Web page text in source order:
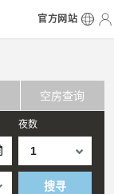
官方网站
空房查询
夜数
搜寻